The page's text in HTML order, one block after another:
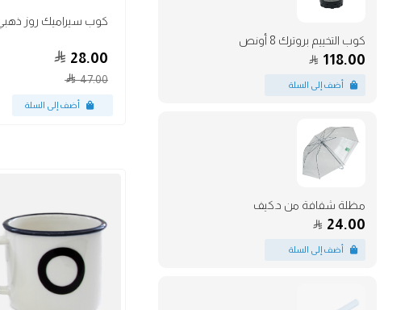
كوب التخييم بروترك 8 أونص
118.00
مظلة شفافة من د.كيف
24.00
28.00
47.00